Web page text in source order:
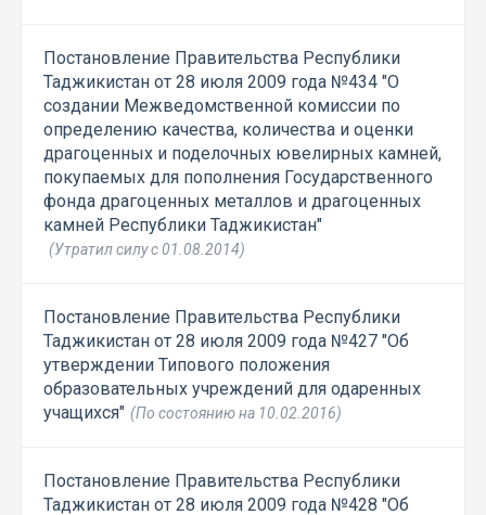
Постановление Правительства Республики
Таджикистан от 28 июля 2009 года №434 "О
создании Межведомственной комиссии по
определению качества, количества и оценки
драгоценных и поделочных ювелирных камней,
покупаемых для пополнения Государственного
фонда драгоценных металлов и драгоценных
камней Республики Таджикистан"
(Утратил силу с 01.08.2014)
Постановление Правительства Республики
Таджикистан от 28 июля 2009 года №427 "Об
утверждении Типового положения
образовательных учреждений для одаренных
учащихся" (По состоянию на 10.02.2016)
Постановление Правительства Республики
Таджикистан от 28 июля 2009 года №428 "Об